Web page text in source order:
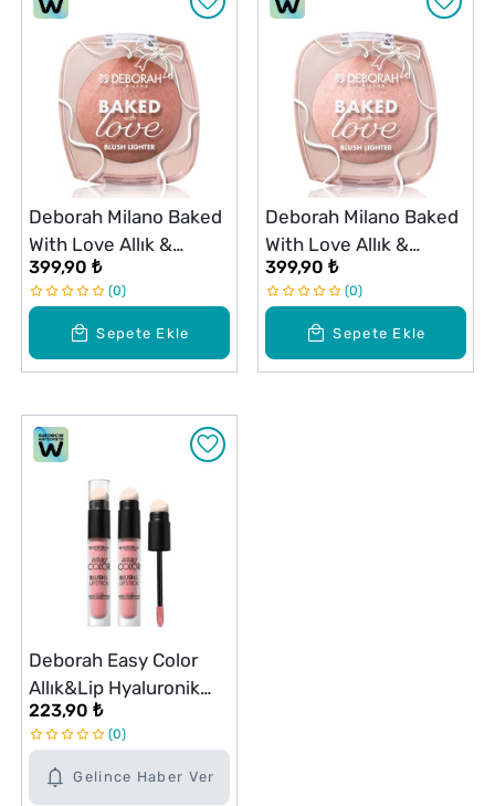
Sepete Ekle
Deborah Milano Baked
With Love Allık &
Aydınlatıcı 03
399,90 ₺
0
Sepete Ekle
Deborah Milano Baked
With Love Allık &
Aydınlatıcı 01
399,90 ₺
0
Gelince Haber Ver
Deborah Easy Color
Allık&Lip Hyaluronik
Asit No: 01
223,90 ₺
0